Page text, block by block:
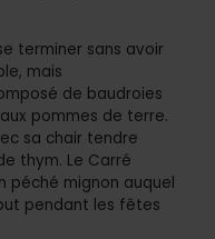
terminer sans avoir
mais
de baudroies
pommes de terre.
sa chair tendre
thym. Le Carré
péché mignon auquel
pendant les fêtes